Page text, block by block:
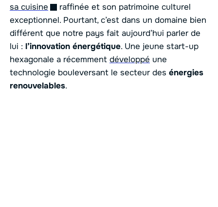
sa cuisine
raffinée et son patrimoine culturel
exceptionnel. Pourtant, c’est dans un domaine bien
différent que notre pays fait aujourd’hui parler de
lui : l’innovation énergétique. Une jeune start-up
hexagonale a récemment développé une
technologie bouleversant le secteur des énergies
renouvelables.